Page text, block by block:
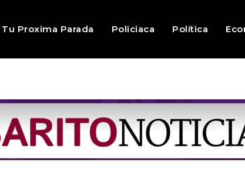
Tu Proxima Parada Policiaca Política